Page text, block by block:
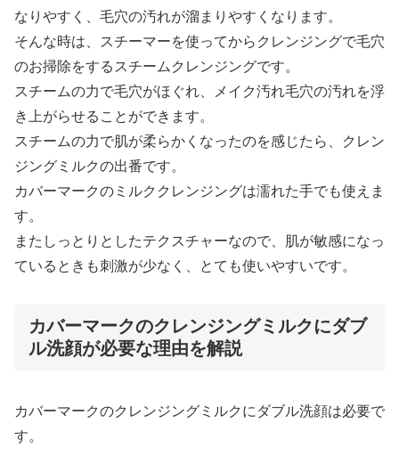
なりやすく、毛穴の汚れが溜まりやすくなります。
そんな時は、スチーマーを使ってからクレンジングで毛穴
のお掃除をするスチームクレンジングです。
スチームの力で毛穴がほぐれ、メイク汚れ毛穴の汚れを浮
き上がらせることができます。
スチームの力で肌が柔らかくなったのを感じたら、クレン
ジングミルクの出番です。
カバーマークのミルククレンジングは濡れた手でも使えま
す。
またしっとりとしたテクスチャーなので、肌が敏感になっ
ているときも刺激が少なく、とても使いやすいです。
カバーマークのクレンジングミルクにダブ
ル洗顔が必要な理由を解説
カバーマークのクレンジングミルクにダブル洗顔は必要で
す。